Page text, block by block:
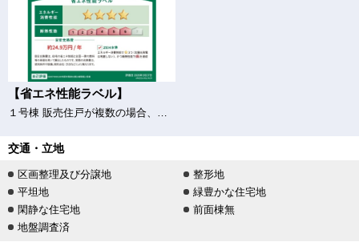
【省エネ性能ラベル】
１号棟 販売住戸が複数の場合、本ラベルは特定の住戸の性能を示すものであり、全ての住戸の性能を示すものではありません。
交通・立地
区画整理及び分譲地
整形地
平坦地
緑豊かな住宅地
閑静な住宅地
前面棟無
地盤調査済